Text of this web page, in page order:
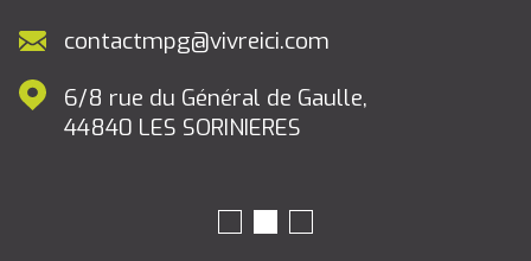
contactmpg@vivreici.com
6/8 rue du Général de Gaulle,
44840
LES SORINIERES